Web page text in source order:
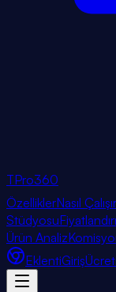
TPro360
ÖzelliklerNasıl Çalışır
Stüdyosu
Ürün Analiz
EklentiGiriş